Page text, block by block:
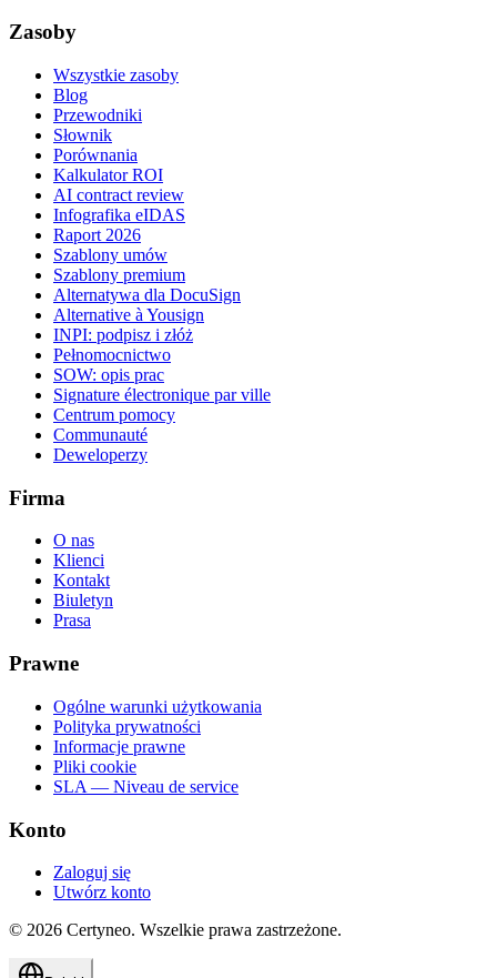
Zasoby
Wszystkie zasoby
Blog
Przewodniki
Słownik
Porównania
Kalkulator ROI
AI contract review
Infografika eIDAS
Raport 2026
Szablony umów
Szablony premium
Alternatywa dla DocuSign
Alternative à Yousign
INPI: podpisz i złóż
Pełnomocnictwo
SOW: opis prac
Signature électronique par ville
Centrum pomocy
Communauté
Deweloperzy
Firma
O nas
Klienci
Kontakt
Biuletyn
Prasa
Prawne
Ogólne warunki użytkowania
Polityka prywatności
Informacje prawne
Pliki cookie
SLA — Niveau de service
Konto
Zaloguj się
Utwórz konto
© 2026 Certyneo. Wszelkie prawa zastrzeżone.